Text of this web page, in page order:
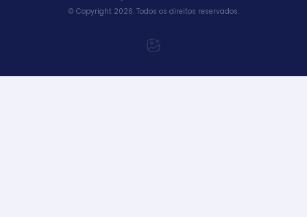
© Copyright 2026. Todos os direitos reservados.